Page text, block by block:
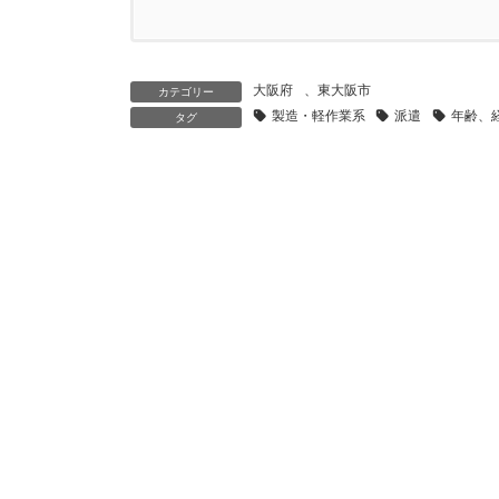
カテゴリー 大阪府 東大阪市
タグ 製造・軽作業系 派遣 年齢、